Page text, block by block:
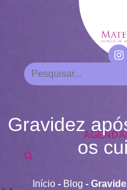
Gravidez
os
Início - Blog -